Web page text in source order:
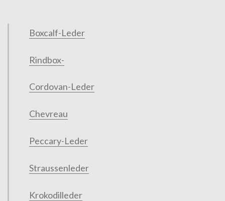
Boxcalf-Leder
Rindbox-
Cordovan-Leder
Chevreau
Peccary-Leder
Straussenleder
Krokodilleder